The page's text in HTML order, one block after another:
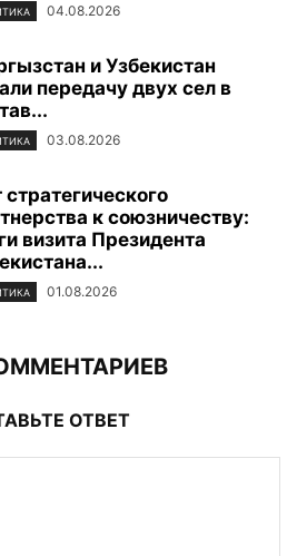
04.08.2026
и Узбекистан
передачу двух сел в
03.08.2026
стратегического
к союзничеству:
визита Президента
01.08.2026
ОТВЕТ